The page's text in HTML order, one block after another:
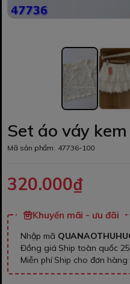
Set áo váy
Mã sản phẩm: 47736-100
320.000₫
Khuyến mãi - ưu đãi
Nhập mã
Đồng giá Ship toàn quốc
Miễn phí Ship cho đơn